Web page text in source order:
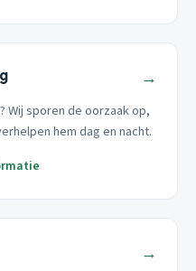
→
sporen de oorzaak op,
hem dag en nacht.
→